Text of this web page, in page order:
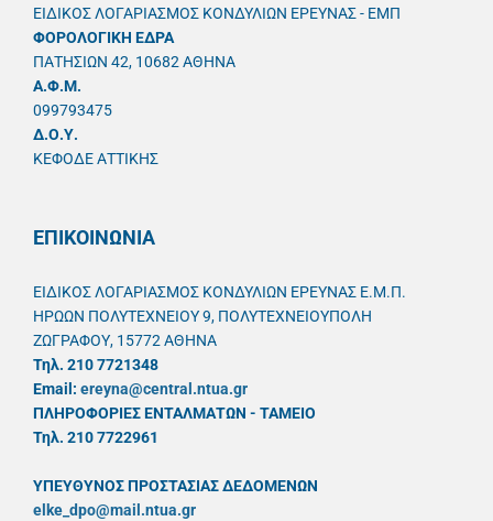
ΕΙΔΙΚΟΣ ΛΟΓΑΡΙΑΣΜΟΣ ΚΟΝΔΥΛΙΩΝ ΕΡΕΥΝΑΣ - ΕΜΠ
ΦΟΡΟΛΟΓΙΚΗ ΕΔΡΑ
ΠΑΤΗΣΙΩΝ 42, 10682 ΑΘΗΝΑ
A.Φ.Μ.
099793475
Δ.Ο.Υ.
ΚΕΦΟΔΕ ΑΤΤΙΚΗΣ
ΕΠΙΚΟΙΝΩΝΙΑ
ΕΙΔΙΚΟΣ ΛΟΓΑΡΙΑΣΜΟΣ ΚΟΝΔΥΛΙΩΝ ΕΡΕΥΝΑΣ Ε.Μ.Π.
ΗΡΩΩΝ ΠΟΛΥΤΕΧΝΕΙΟΥ 9, ΠΟΛΥΤΕΧΝΕΙΟΥΠΟΛΗ
ΖΩΓΡΑΦΟΥ, 15772 ΑΘΗΝΑ
Τηλ. 210 7721348
Email: ereyna@central.ntua.gr
ΠΛΗΡΟΦΟΡΙΕΣ ΕΝΤΑΛΜΑΤΩΝ - ΤΑΜΕΙΟ
Τηλ. 210 7722961
ΥΠΕΥΘYΝΟΣ ΠΡΟΣΤΑΣΙΑΣ ΔΕΔΟΜΕΝΩΝ
elke_dpo@mail.ntua.gr